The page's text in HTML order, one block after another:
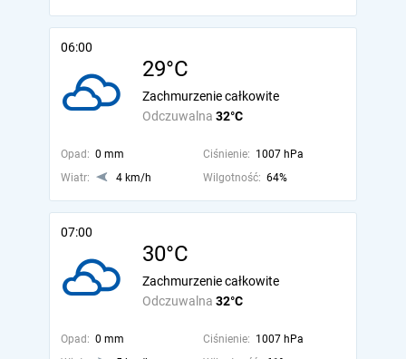
06:00
29°C
Odczuwalna 32°C
Zachmurzenie całkowite
Opad: 0 mm Ciśnienie: 1007 hPa
Wiatr:
4 km/h Wilgotność: 64%
07:00
30°C
Odczuwalna 32°C
Zachmurzenie całkowite
Opad: 0 mm Ciśnienie: 1007 hPa